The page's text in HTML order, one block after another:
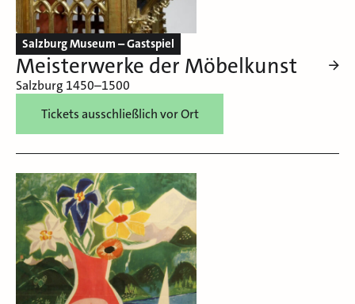
Salzburg Museum – Gastspiel
Meisterwerke der Möbelkunst
Salzburg 1450–1500
Tickets ausschließlich vor Ort